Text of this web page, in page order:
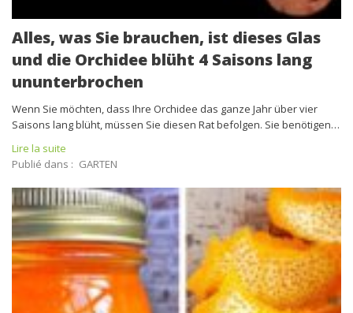
Alles, was Sie brauchen, ist dieses Glas
und die Orchidee blüht 4 Saisons lang
ununterbrochen
Wenn Sie möchten, dass Ihre Orchidee das ganze Jahr über vier
Saisons lang blüht, müssen Sie diesen Rat befolgen. Sie benötigen…
Lire la suite
Publié dans : GARTEN